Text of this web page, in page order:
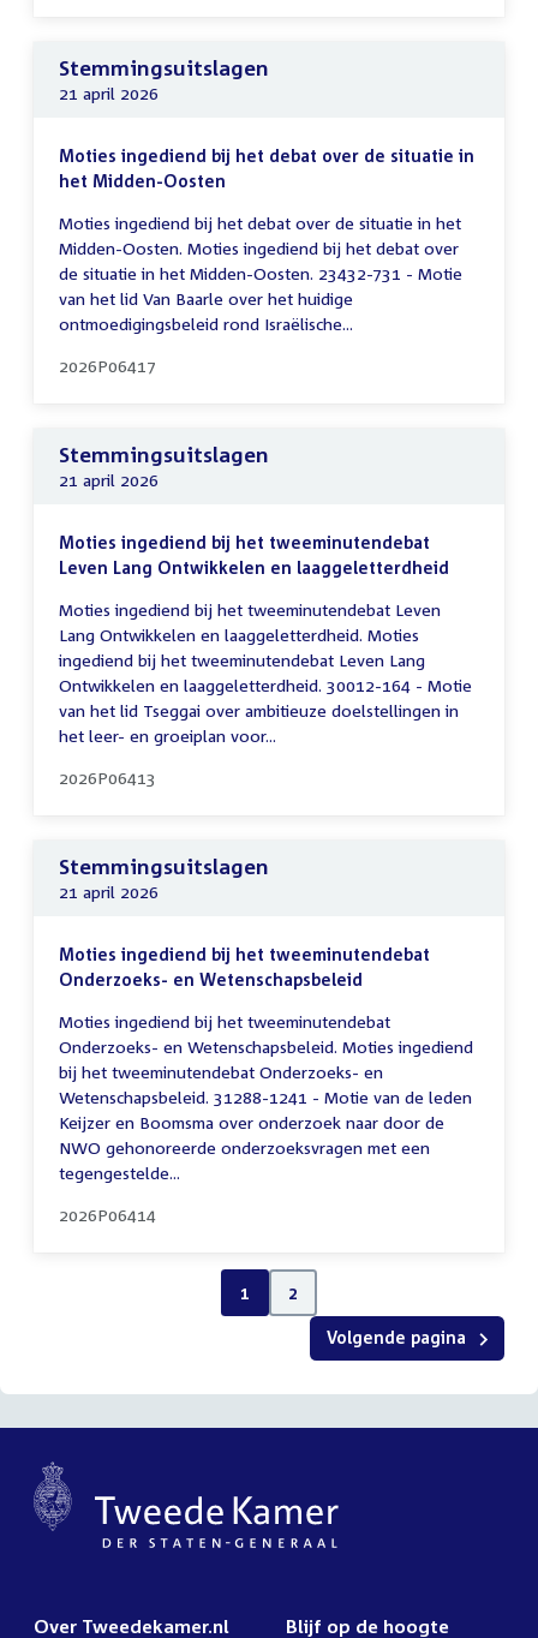
Stemmingsuitslagen
21 april 2026
Moties ingediend bij het debat over de situatie in
het Midden-Oosten
Moties ingediend bij het debat over de situatie in het
Midden-Oosten. Moties ingediend bij het debat over
de situatie in het Midden-Oosten. 23432-731 - Motie
van het lid Van Baarle over het huidige
ontmoedigingsbeleid rond Israëlische...
2026P06417
Stemmingsuitslagen
21 april 2026
Moties ingediend bij het tweeminutendebat
Leven Lang Ontwikkelen en laaggeletterdheid
Moties ingediend bij het tweeminutendebat Leven
Lang Ontwikkelen en laaggeletterdheid. Moties
ingediend bij het tweeminutendebat Leven Lang
Ontwikkelen en laaggeletterdheid. 30012-164 - Motie
van het lid Tseggai over ambitieuze doelstellingen in
het leer- en groeiplan voor...
2026P06413
Stemmingsuitslagen
21 april 2026
Moties ingediend bij het tweeminutendebat
Onderzoeks- en Wetenschapsbeleid
Moties ingediend bij het tweeminutendebat
Onderzoeks- en Wetenschapsbeleid. Moties ingediend
bij het tweeminutendebat Onderzoeks- en
Wetenschapsbeleid. 31288-1241 - Motie van de leden
Keijzer en Boomsma over onderzoek naar door de
NWO gehonoreerde onderzoeksvragen met een
tegengestelde...
2026P06414
1 2
Volgende pagina
Over Tweedekamer.nl Blijf op de hoogte